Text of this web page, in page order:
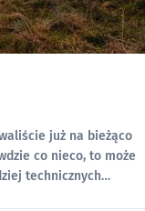
już na bieżąco
co nieco, to może
technicznych